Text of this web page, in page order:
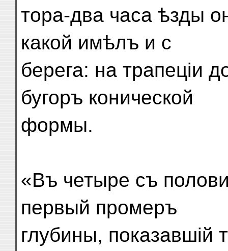
тора-два часа ѣзды
какой имѣлъ и с
берега: на трапеціи
бугоръ конической
формы.
«Въ четыре съ
первый промеръ
глубины, показавшій